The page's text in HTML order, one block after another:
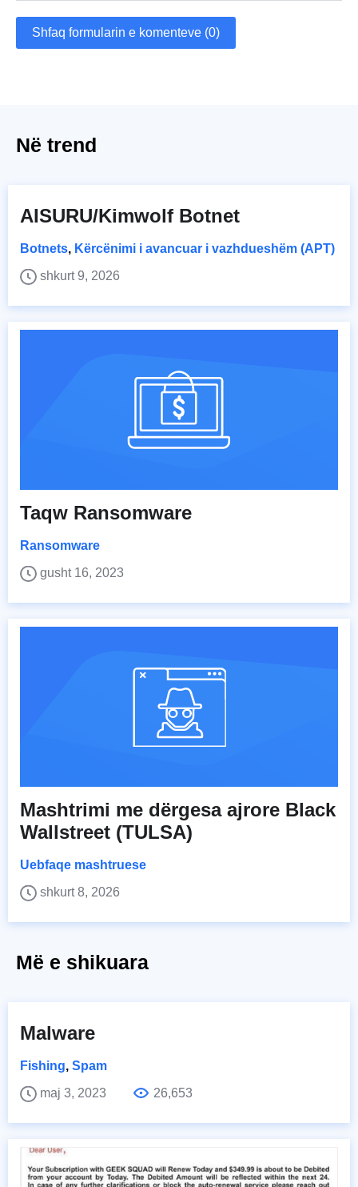
Shfaq formularin e komenteve (0)
Në trend
AISURU/Kimwolf Botnet
Botnets, Kërcënimi i avancuar i vazhdueshëm (APT)
shkurt 9, 2026
Taqw Ransomware
Ransomware
gusht 16, 2023
Mashtrimi me dërgesa ajrore Black
Wallstreet (TULSA)
Uebfaqe mashtruese
shkurt 8, 2026
Më e shikuara
Malware
Fishing, Spam
maj 3, 2023
26,653